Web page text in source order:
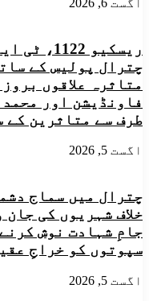
کیاجائے۔
کانفرنس
اگست 6, 2026
ریسکیو
چترال پولیس کے
متاثرہ علاقوں
فاونڈیشن اور
طرف سے متاثرین کے
اگست 5, 2026
چترال میں سماج
خلاف شہریوں کی
جامِ شہادت نوش
سپوتوں کو خراجِ
اگست 5, 2026